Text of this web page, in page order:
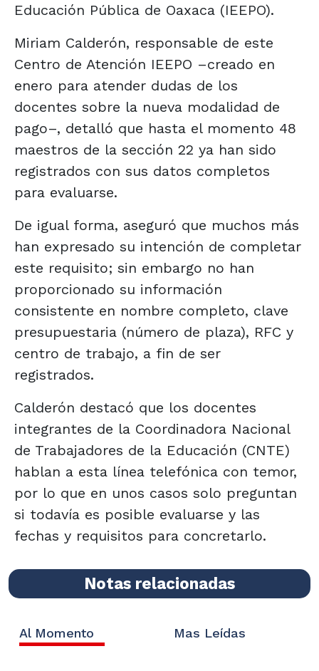
Educación Pública de Oaxaca (IEEPO).
Miriam Calderón, responsable de este
Centro de Atención IEEPO –creado en
enero para atender dudas de los
docentes sobre la nueva modalidad de
pago–, detalló que hasta el momento 48
maestros de la sección 22 ya han sido
registrados con sus datos completos
para evaluarse.
De igual forma, aseguró que muchos más
han expresado su intención de completar
este requisito; sin embargo no han
proporcionado su información
consistente en nombre completo, clave
presupuestaria (número de plaza), RFC y
centro de trabajo, a fin de ser
registrados.
Calderón destacó que los docentes
integrantes de la Coordinadora Nacional
de Trabajadores de la Educación (CNTE)
hablan a esta línea telefónica con temor,
por lo que en unos casos solo preguntan
si todavía es posible evaluarse y las
fechas y requisitos para concretarlo.
Notas relacionadas
Al Momento Mas Leídas